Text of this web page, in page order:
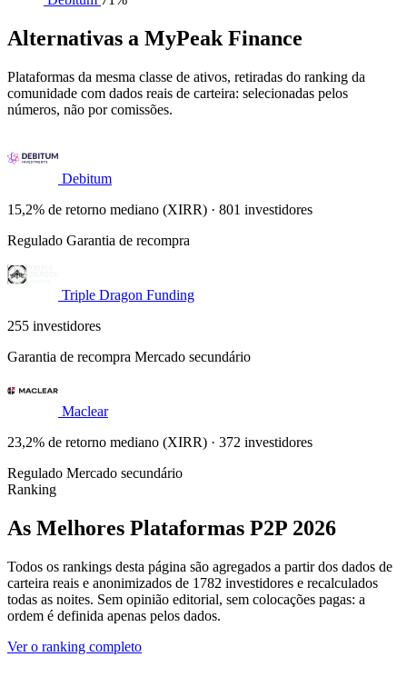
Alternativas a MyPeak Finance
Plataformas da mesma classe de ativos, retiradas do ranking da
comunidade com dados reais de carteira: selecionadas pelos
números, não por comissões.
Debitum
15,2% de retorno mediano (XIRR) · 801 investidores
Regulado Garantia de recompra
Triple Dragon Funding
255 investidores
Garantia de recompra Mercado secundário
Maclear
23,2% de retorno mediano (XIRR) · 372 investidores
Regulado Mercado secundário
Ranking
As Melhores Plataformas P2P 2026
Todos os rankings desta página são agregados a partir dos dados de
carteira reais e anonimizados de 1782 investidores e recalculados
todas as noites. Sem opinião editorial, sem colocações pagas: a
ordem é definida apenas pelos dados.
Ver o ranking completo